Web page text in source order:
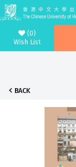
(0)
Wish List
BACK